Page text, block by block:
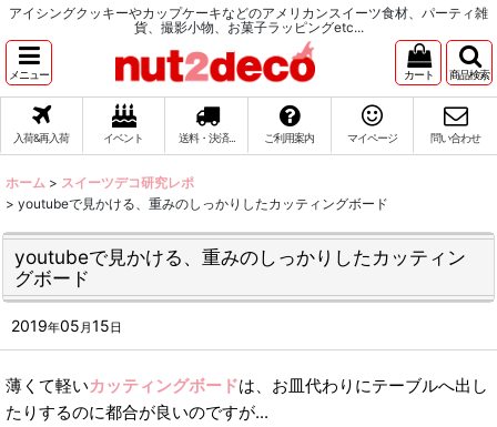
アイシングクッキーやカップケーキなどのアメリカンスイーツ食材、パーティ雑
貨、撮影小物、お菓子ラッピングetc...
メニュー カート 商品検索
入荷&再入荷 イベント 送料・決済... ご利用案内 マイページ 問い合わせ
ホーム > スイーツデコ研究レポ
> youtubeで見かける、重みのしっかりしたカッティングボード
youtubeで見かける、重みのしっかりしたカッティン
グボード
2019年05 月15日
薄くて軽いカッティングボードは、お皿代わりにテーブルへ出し
たりするのに都合が良いのですが...